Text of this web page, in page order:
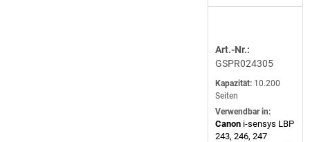
Art.-Nr.:
GSPR024305
Kapazität: 10.200
Seiten
Verwendbar in:
Canon i-sensys LBP
243, 246, 247